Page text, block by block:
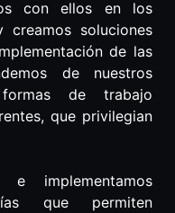
con ellos en los
soluciones
de las
de nuestros
de trabajo
que privilegian
e implementamos
que permiten